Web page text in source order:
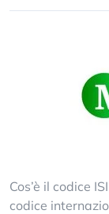
Cos’è il codice
codice